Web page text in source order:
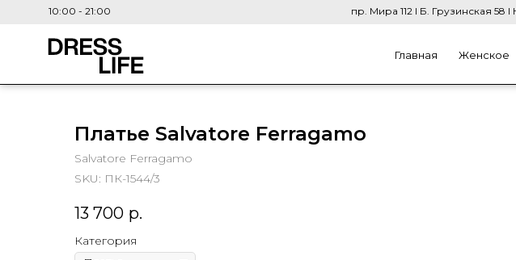
Главная Женское
10:00 - 21:00 пр. Мира 112 I Б. Грузинская 58
Платье Salvatore Ferragamo
Salvatore Ferragamo
SKU: ПК-1544/3
13 700 р.
Категория